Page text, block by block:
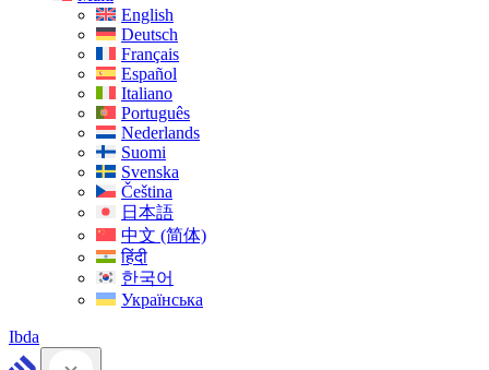
English
Deutsch
Français
Español
Italiano
Português
Nederlands
Suomi
Svenska
Čeština
日本語
中文 (简体)
हिंदी
한국어
Українська
Ibda